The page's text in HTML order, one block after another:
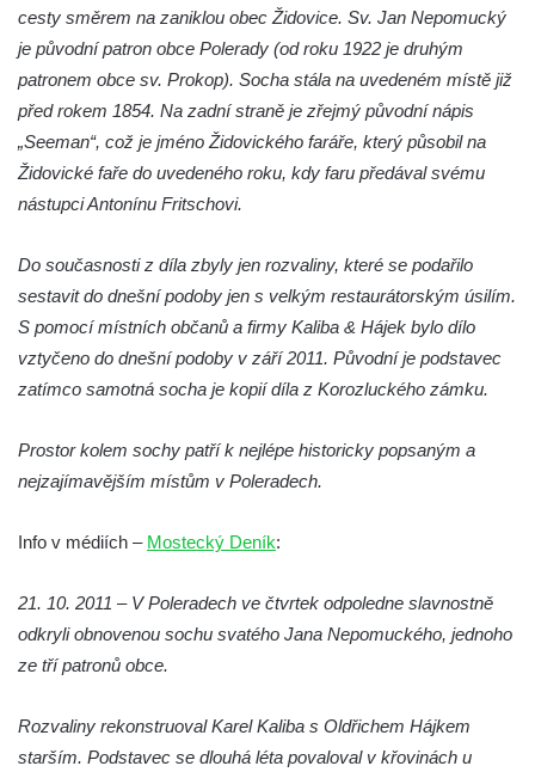
Socha Veledaněk v ZOO Hluboká
Socha Koroun bezzubý v ZOO Hluboká
Socha Plejtvák obrovský v ZOO Hluboká
Socha Medvěd jeskynní v ZOO Hluboká
Socha Mamutí lebka v ZOO Hluboká
Socha Mamut srstnatý v ZOO Hluboká
Socha Vydry si hrají v ZOO Hluboká
Socha Přátelství v ZOO Hluboká
Socha Matka příroda v ZOO Hluboká
Socha Lišky v ZOO Hluboká
Socha Vlčice s mládětem v ZOO Hluboká
Socha Orlice v ZOO Hluboká
Socha Želva v ZOO Hluboká
Socha Housenka v ZOO Hluboká
Socha Nosorožík v ZOO Hluboká
cesty směrem na zaniklou obec Židovice. Sv. Jan Nepomucký
je původní patron obce Polerady (od roku 1922 je druhým
patronem obce sv. Prokop). Socha stála na uvedeném místě již
před rokem 1854. Na zadní straně je zřejmý původní nápis
„Seeman“, což je jméno Židovického faráře, který působil na
Židovické faře do uvedeného roku, kdy faru předával svému
nástupci Antonínu Fritschovi.
Do současnosti z díla zbyly jen rozvaliny, které se podařilo
sestavit do dnešní podoby jen s velkým restaurátorským úsilím.
S pomocí místních občanů a firmy Kaliba & Hájek bylo dílo
vztyčeno do dnešní podoby v září 2011. Původní je podstavec
zatímco samotná socha je kopií díla z Korozluckého zámku.
Prostor kolem sochy patří k nejlépe historicky popsaným a
nejzajímavějším místům v Poleradech.
Info v médiích – Mostecký Deník:
21. 10. 2011 – V Poleradech ve čtvrtek odpoledne slavnostně
odkryli obnovenou sochu svatého Jana Nepomuckého, jednoho
ze tří patronů obce.
Rozvaliny rekonstruoval Karel Kaliba s Oldřichem Hájkem
starším. Podstavec se dlouhá léta povaloval v křovinách u